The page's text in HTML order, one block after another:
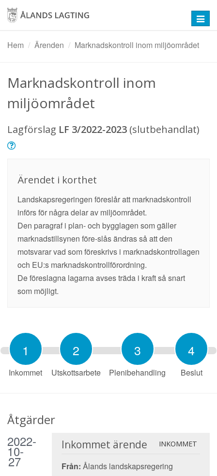
Hoppa
huvudinnehåll
Hem
Ärenden Marknadskontroll inom miljöområdet
Marknadskontroll inom
miljöområdet
Lagförslag LF 3/2022-2023 (slutbehandlat)
Ärendet i korthet
Landskapsregeringen föreslår att marknadskontroll
införs för några delar av miljöområdet.
Den paragraf i plan- och bygglagen som gäller
marknadstillsynen före-slås ändras så att den
motsvarar vad som föreskrivs i marknadskontrollagen
och EU:s marknadskontrollförordning.
De föreslagna lagarna avses träda i kraft så snart
som möjligt.
1
Inkommet
2
Utskottsarbete
3
Plenibehandling
4
Beslut
Åtgärder
2022-
10-
27
Inkommet ärende INKOMMET
Från: Ålands landskapsregering